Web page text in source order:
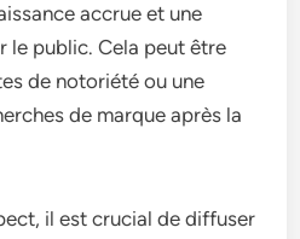
accrue et une
le public. Cela peut être
de notoriété ou une
de marque après la
il est crucial de diffuser